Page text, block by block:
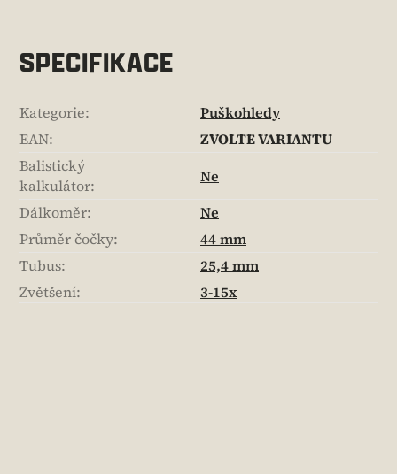
SPECIFIKACE
Kategorie:
Puškohledy
EAN:
ZVOLTE VARIANTU
Balistický
kalkulátor:
Ne
Dálkoměr:
Ne
Průměr čočky:
44 mm
Tubus:
25,4 mm
Zvětšení: 3-15x